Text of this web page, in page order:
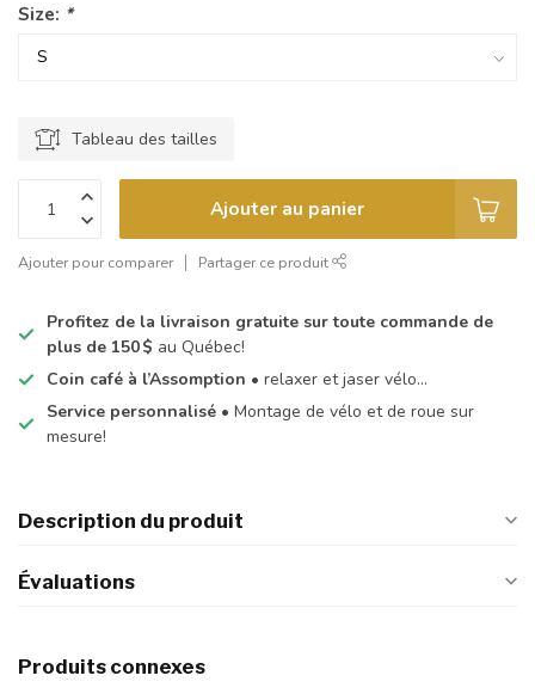
Size: *
Tableau des tailles
Ajouter au panier
Ajouter pour comparer Partager ce produit
Profitez de la livraison gratuite sur toute commande de
plus de 150 $ au Québec!
Coin café à l’Assomption • relaxer et jaser vélo…
Service personnalisé • Montage de vélo et de roue sur
mesure!
Description du produit
Évaluations
Produits connexes